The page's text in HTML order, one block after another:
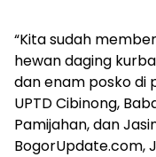
“Kita sudah
hewan daging
dan enam posko di
UPTD Cibinong,
Pamijahan, dan
BogorUpdate.com,